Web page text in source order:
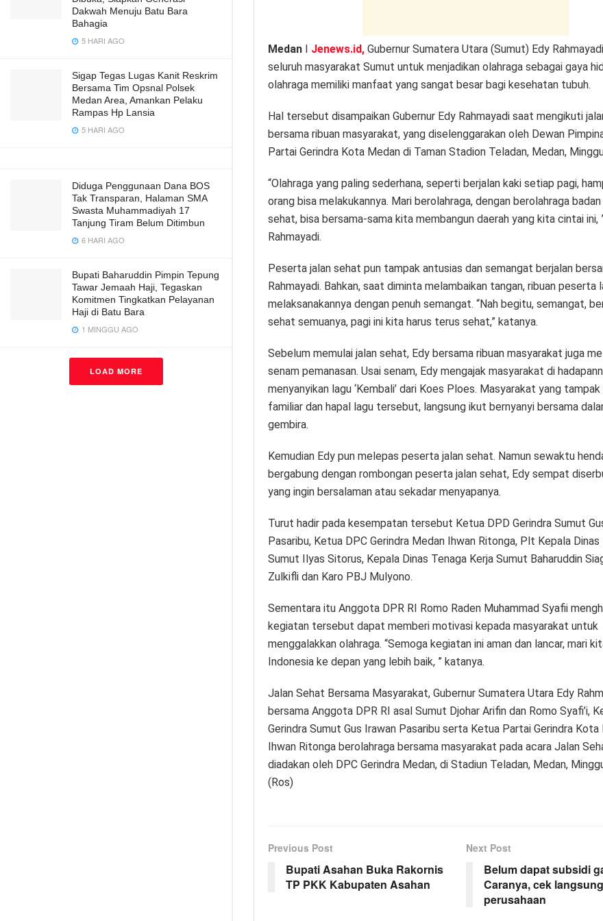
Dakwah Menuju Batu Bara
Bahagia
5 HARI AGO
Sigap Tegas Lugas Kanit Reskrim
Bersama Tim Opsnal Polsek
Medan Area, Amankan Pelaku
Rampas Hp Lansia
5 HARI AGO
Diduga Penggunaan Dana BOS
Tak Transparan, Halaman SMA
Swasta Muhammadiyah 17
Tanjung Tiram Belum Ditimbun
6 HARI AGO
Bupati Baharuddin Pimpin Tepung
Tawar Jemaah Haji, Tegaskan
Komitmen Tingkatkan Pelayanan
Haji di Batu Bara
1 MINGGU AGO
LOAD MORE
Medan I Jenews.id, Gubernur Sumatera Utara (Sumut) Edy
seluruh masyarakat Sumut untuk menjadikan olahraga sebagai gaya
olahraga memiliki manfaat yang sangat besar bagi kesehatan tubuh.
Hal tersebut disampaikan Gubernur Edy Rahmayadi saat mengikuti
bersama ribuan masyarakat, yang diselenggarakan oleh Dewan
Partai Gerindra Kota Medan di Taman Stadion Teladan, Medan,
“Olahraga yang paling sederhana, seperti berjalan kaki setiap pagi,
orang bisa melakukannya. Mari berolahraga, dengan berolahraga badan
sehat, bisa bersama-sama kita membangun daerah yang kita cintai ini,
Rahmayadi.
Peserta jalan sehat pun tampak antusias dan semangat berjalan
Rahmayadi. Bahkan, saat diminta melambaikan tangan, ribuan peserta
melaksanakannya dengan penuh semangat. “Nah begitu, semangat,
sehat semuanya, pagi ini kita harus terus sehat,” katanya.
Sebelum memulai jalan sehat, Edy bersama ribuan masyarakat juga
senam pemanasan. Usai senam, Edy mengajak masyarakat di
menyanyikan lagu ‘Kembali’ dari Koes Ploes. Masyarakat yang tampak
familiar dan hapal lagu tersebut, langsung ikut bernyanyi bersama
gembira.
Kemudian Edy pun melepas peserta jalan sehat. Namun sewaktu
bergabung dengan rombongan peserta jalan sehat, Edy sempat
yang ingin bersalaman atau sekadar menyapanya.
Turut hadir pada kesempatan tersebut Ketua DPD Gerindra Sumut
Pasaribu, Ketua DPC Gerindra Medan Ihwan Ritonga, Plt Kepala
Sumut Ilyas Sitorus, Kepala Dinas Tenaga Kerja Sumut Baharuddin
Zulkifli dan Karo PBJ Mulyono.
Sementara itu Anggota DPR RI Romo Raden Muhammad Syafii
kegiatan tersebut dapat memberi motivasi kepada masyarakat untuk
menggalakkan olahraga. “Semoga kegiatan ini aman dan lancar, mari
Indonesia ke depan yang lebih baik, ” katanya.
Jalan Sehat Bersama Masyarakat, Gubernur Sumatera Utara Edy
bersama Anggota DPR RI asal Sumut Djohar Arifin dan Romo Syafi’i,
Gerindra Sumut Gus Irawan Pasaribu serta Ketua Partai Gerindra Kota
Ihwan Ritonga berolahraga bersama masyarakat pada acara Jalan
diadakan oleh DPC Gerindra Medan, di Stadiun Teladan, Medan,
(Ros)
Previous Post
Bupati Asahan Buka Rakornis
TP PKK Kabupaten Asahan
Next Post
Belum dapat subsidi
Caranya, cek
perusahaan